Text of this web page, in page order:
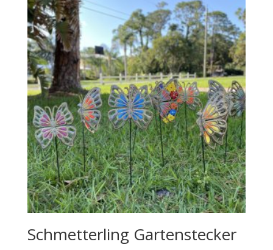
Schmetterling Gartenstecker